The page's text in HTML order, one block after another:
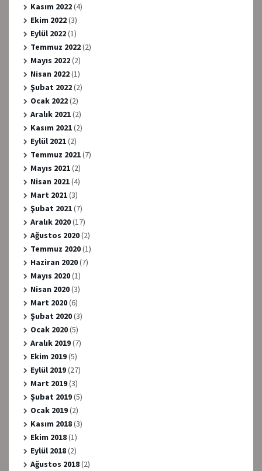
Kasım 2022(4)
Ekim 2022(3)
Eylül 2022(1)
Temmuz 2022(2)
Mayıs 2022(2)
Nisan 2022(1)
Şubat 2022(2)
Ocak 2022(2)
Aralık 2021(2)
Kasım 2021(2)
Eylül 2021(2)
Temmuz 2021(7)
Mayıs 2021(2)
Nisan 2021(4)
Mart 2021(3)
Şubat 2021(7)
Aralık 2020(17)
Ağustos 2020(2)
Temmuz 2020(1)
Haziran 2020(7)
Mayıs 2020(1)
Nisan 2020(3)
Mart 2020(6)
Şubat 2020(3)
Ocak 2020(5)
Aralık 2019(7)
Ekim 2019(5)
Eylül 2019(27)
Mart 2019(3)
Şubat 2019(5)
Ocak 2019(2)
Kasım 2018(3)
Ekim 2018(1)
Eylül 2018(2)
Ağustos 2018(2)